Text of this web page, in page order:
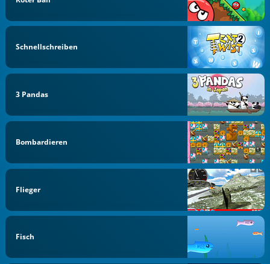
Schnellschreiben
3 Pandas
Bombardieren
Flieger
Fisch